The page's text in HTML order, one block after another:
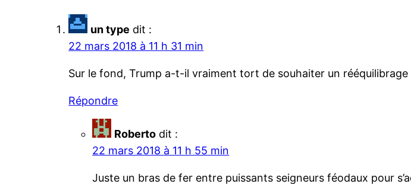
un type dit :
22 mars 2018 à 11 h 31 min
Sur le fond, Trump a-t-il vraiment tort de souhaiter un
Répondre
Roberto dit :
22 mars 2018 à 11 h 55 min
Juste un bras de fer entre puissants seigneurs féodaux pour